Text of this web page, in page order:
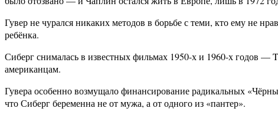
Гувер не чурался никаких методов в борьбе с теми, кто ему не
ребёнка.
Сиберг снималась в известных фильмах 1950-х и 1960-х годов
американцам.
Гувера особенно возмущало финансирование радикальных
что Сиберг беременна не от мужа, а от одного из «пантер».